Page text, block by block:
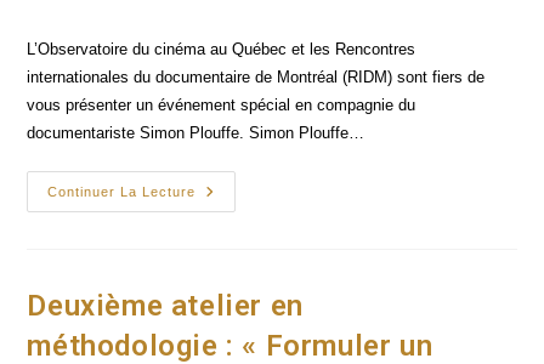
L’Observatoire du cinéma au Québec et les Rencontres
internationales du documentaire de Montréal (RIDM) sont fiers de
vous présenter un événement spécial en compagnie du
documentariste Simon Plouffe. Simon Plouffe…
Continuer La Lecture
Séance
De
Simon
Plouffe
Deuxième atelier en
méthodologie : « Formuler un